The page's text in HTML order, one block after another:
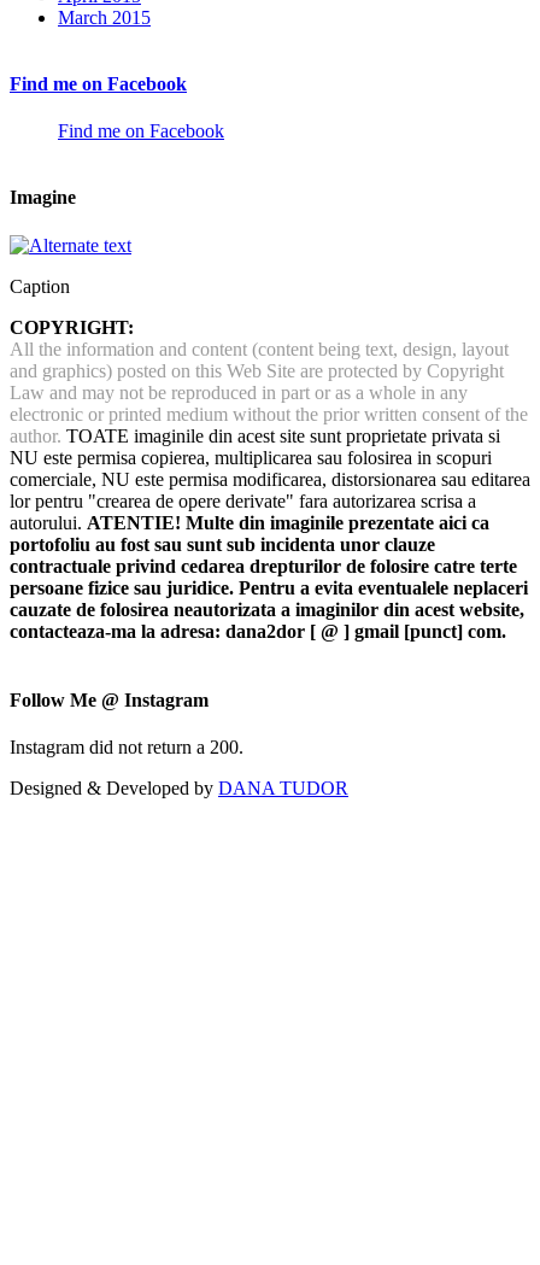
March 2015
Find me on Facebook
Find me on Facebook
Imagine
Caption
COPYRIGHT:
All the information and content (content being text, design, layout
and graphics) posted on this Web Site are protected by Copyright
Law and may not be reproduced in part or as a whole in any
electronic or printed medium without the prior written consent of the
author. TOATE imaginile din acest site sunt proprietate privata si
NU este permisa copierea, multiplicarea sau folosirea in scopuri
comerciale, NU este permisa modificarea, distorsionarea sau editarea
lor pentru "crearea de opere derivate" fara autorizarea scrisa a
autorului. ATENTIE! Multe din imaginile prezentate aici ca
portofoliu au fost sau sunt sub incidenta unor clauze
contractuale privind cedarea drepturilor de folosire catre terte
persoane fizice sau juridice. Pentru a evita eventualele neplaceri
cauzate de folosirea neautorizata a imaginilor din acest website,
contacteaza-ma la adresa: dana2dor [ @ ] gmail [punct] com.
Follow Me @ Instagram
Instagram did not return a 200.
Designed & Developed by DANA TUDOR